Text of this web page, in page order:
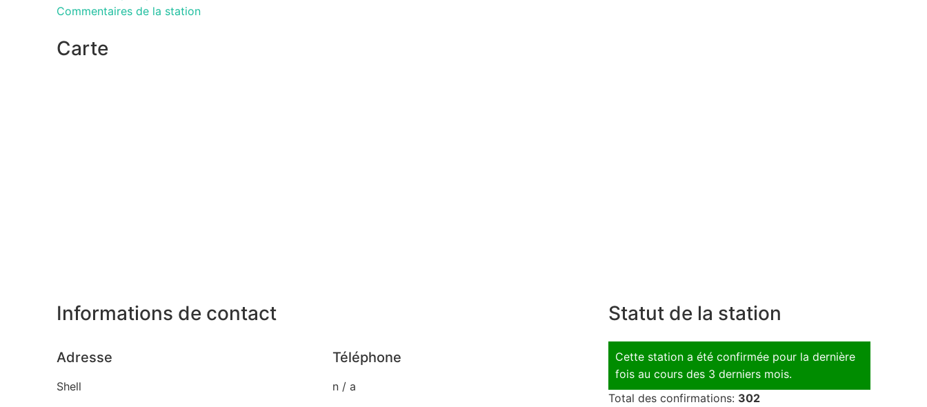
Commentaires de la station
Carte
Informations de contact
Adresse
Shell
Téléphone
n / a
Statut de la station
Cette station a été confirmée pour la dernière
fois au cours des 3 derniers mois.
Total des confirmations: 302